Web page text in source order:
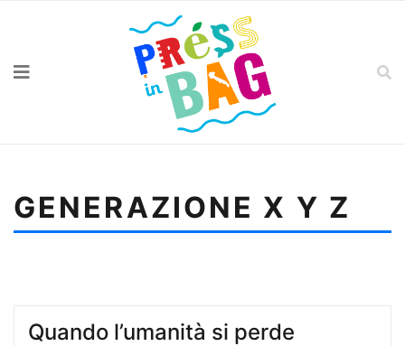
GENERAZIONE X Y Z
Quando l’umanità si perde